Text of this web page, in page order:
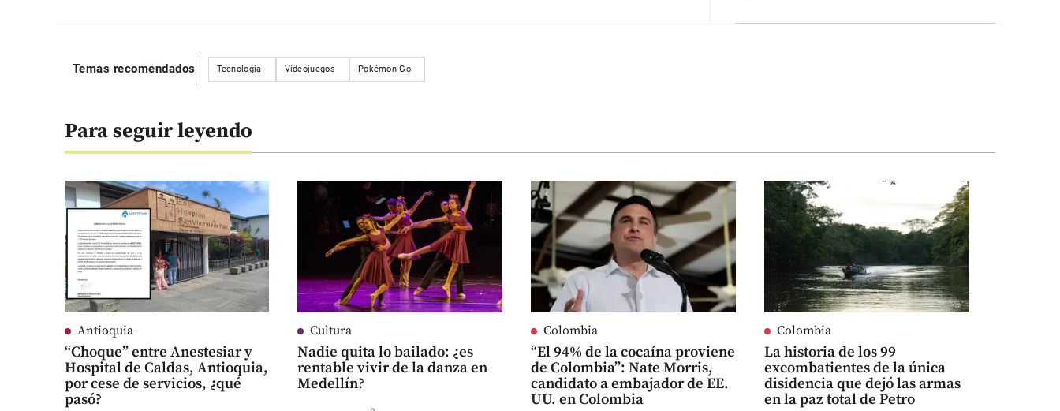
Temas recomendados Tecnología Videojuegos Pokémon Go
Para seguir leyendo
Antioquia
“Choque” entre Anestesiar y
Hospital de Caldas, Antioquia,
por cese de servicios, ¿qué
pasó?
Cultura
Nadie quita lo bailado: ¿es
rentable vivir de la danza en
Medellín?
Colombia
“El 94% de la cocaína proviene
de Colombia”: Nate Morris,
candidato a embajador de EE.
UU. en Colombia
Colombia
La historia de los 99
excombatientes de la única
disidencia que dejó las armas
en la paz total de Petro